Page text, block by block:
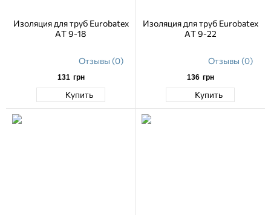
Изоляция для труб Eurobatex
AT 9-18
Отзывы (0)
131 грн
Купить
Изоляция для труб Eurobatex
AT 9-22
Отзывы (0)
136 грн
Купить